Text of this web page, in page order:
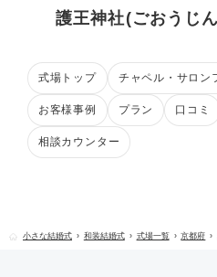
護王神社(ごおうじ
式場トップ チャペル・サロン
お客様事例 プラン 口コミ
相談カウンター
小さな結婚式 和装結婚式 式場一覧 京都府